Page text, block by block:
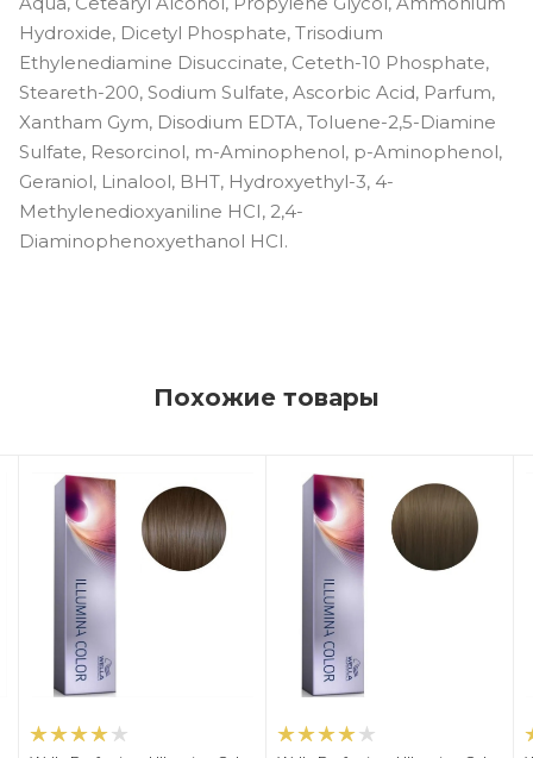
Hydroxide, Dicetyl Phosphate, Trisodium
Ethylenediamine Disuccinate, Ceteth-10 Phosphate,
Steareth-200, Sodium Sulfate, Ascorbic Acid, Parfum,
Xantham Gym, Disodium EDTA, Toluene-2,5-Diamine
Sulfate, Resorcinol, m-Aminophenol, p-Aminophenol,
Geraniol, Linalool, BHT, Hydroxyethyl-3, 4-
Methylenedioxyaniline HCI, 2,4-
Diaminophenoxyethanol HCI.
Похожие товары